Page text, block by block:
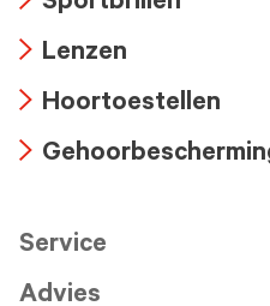
icon
icon
icon
Lenzen
icon
Hoortoestellen
Service
Advies